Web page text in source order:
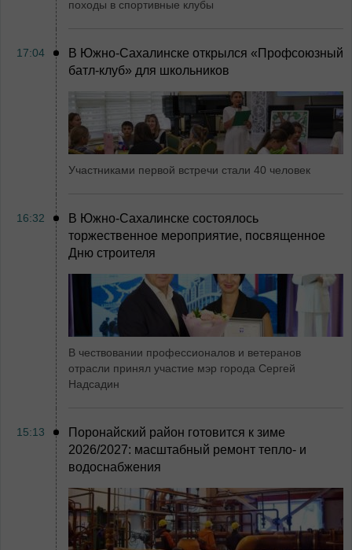
походы в спортивные клубы
17:04
В Южно-Сахалинске открылся «Профсоюзный
батл-клуб» для школьников
Участниками первой встречи стали 40 человек
16:32
В Южно-Сахалинске состоялось
торжественное мероприятие, посвященное
Дню строителя
В чествовании профессионалов и ветеранов
отрасли принял участие мэр города Сергей
Надсадин
15:13
Поронайский район готовится к зиме
2026/2027: масштабный ремонт тепло- и
водоснабжения